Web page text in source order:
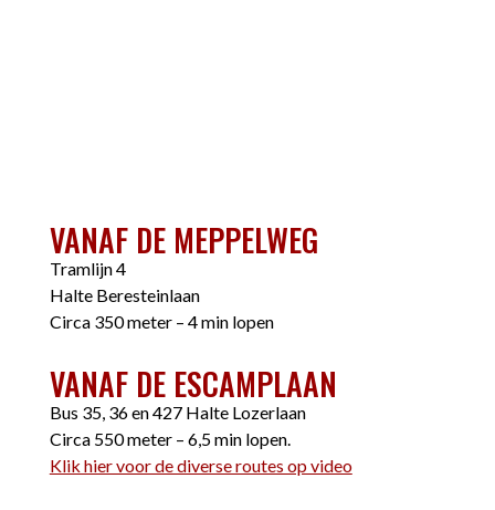
VANAF DE MEPPELWEG
Tramlijn 4
Halte Beresteinlaan
Circa 350 meter – 4 min lopen
VANAF DE ESCAMPLAAN
Bus 35, 36 en 427 Halte Lozerlaan
Circa 550 meter – 6,5 min lopen.
Klik hier voor de diverse routes op video